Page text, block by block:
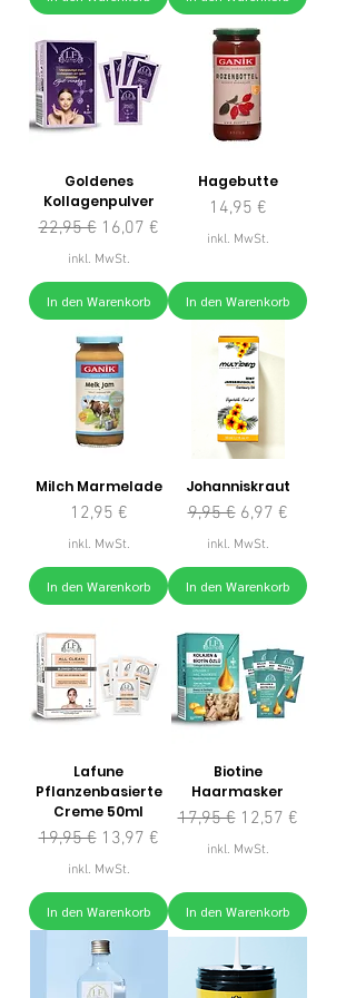
Goldenes
Kollagenpulver
Standardpreis
22,95 € Sale-Preis
16,07 €
inkl. MwSt.
In den Warenkorb
Hagebutte
Preis
14,95 €
inkl. MwSt.
In den Warenkorb
Milch Marmelade
Preis
12,95 €
inkl. MwSt.
In den Warenkorb
Johanniskraut
Standardpreis
9,95 € Sale-Preis
6,97 €
inkl. MwSt.
In den Warenkorb
Lafune
Pflanzenbasierte
Creme 50ml
Standardpreis
19,95 € Sale-Preis
13,97 €
inkl. MwSt.
In den Warenkorb
Biotine
Haarmasker
Standardpreis
17,95 € Sale-Preis
12,57 €
inkl. MwSt.
In den Warenkorb